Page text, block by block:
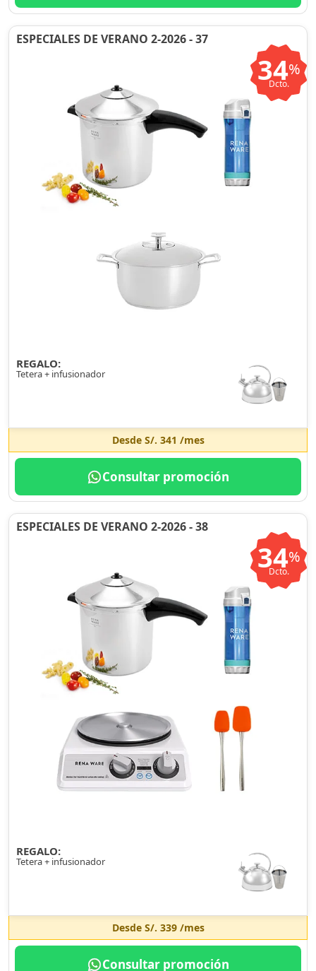
ESPECIALES DE VERANO 2-2026 - 37
34%
Dcto.
REGALO:
Tetera + infusionador
Desde S/. 341 /mes
Consultar promoción
ESPECIALES DE VERANO 2-2026 - 38
34%
Dcto.
REGALO:
Tetera + infusionador
Desde S/. 339/mes
Consultar promoción